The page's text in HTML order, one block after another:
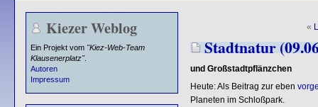
Kiezer Weblog
Ein Projekt vom "Kiez-Web-Team
Klausenerplatz".
Autoren
Impressum
«
Stadtnatur
und Großstadtpflänzchen
Heute: Als Beitrag zur eben
Planeten im Schloßpark.